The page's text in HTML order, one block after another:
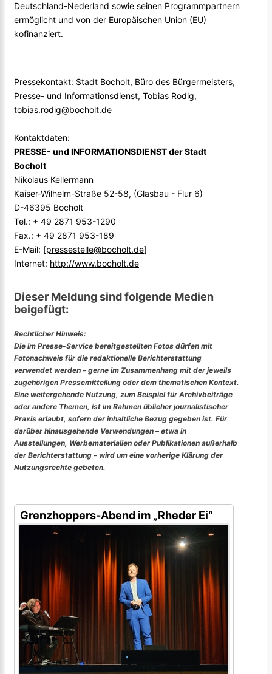
Deutschland-Nederland sowie seinen Programmpartnern
ermöglicht und von der Europäischen Union (EU)
kofinanziert.
Pressekontakt: Stadt Bocholt, Büro des Bürgermeisters,
Presse- und Informationsdienst, Tobias Rodig,
tobias.rodig@bocholt.de
Kontaktdaten:
PRESSE- und INFORMATIONSDIENST der Stadt
Bocholt
Nikolaus Kellermann
Kaiser-Wilhelm-Straße 52-58, (Glasbau - Flur 6)
D-46395 Bocholt
Tel.: + 49 2871 953-1290
Fax.: + 49 2871 953-189
E-Mail: [pressestelle@bocholt.de]
Internet: http://www.bocholt.de
Dieser Meldung sind folgende Medien
beigefügt:
Rechtlicher Hinweis:
Die im Presse-Service bereitgestellten Fotos dürfen mit
Fotonachweis für die redaktionelle Berichterstattung
verwendet werden – gerne im Zusammenhang mit der jeweils
zugehörigen Pressemitteilung oder dem thematischen Kontext.
Eine weitergehende Nutzung, zum Beispiel für Archivbeiträge
oder andere Themen, ist im Rahmen üblicher journalistischer
Praxis erlaubt, sofern der inhaltliche Bezug gegeben ist. Für
darüber hinausgehende Verwendungen – etwa in
Ausstellungen, Werbematerialien oder Publikationen außerhalb
der Berichterstattung – wird um eine vorherige Klärung der
Nutzungsrechte gebeten.
Grenzhoppers-Abend im „Rheder Ei“